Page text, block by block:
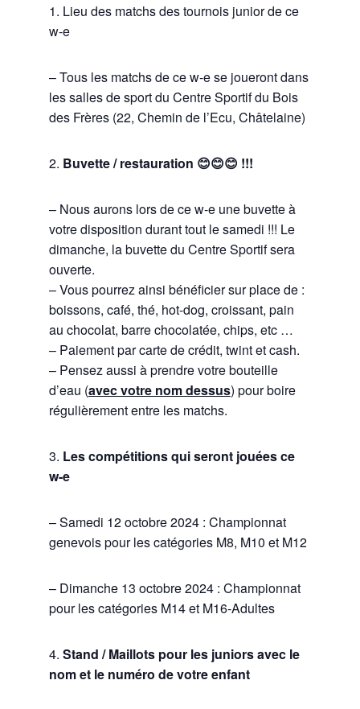
1. Lieu des matchs des tournois junior de ce
w-e
– Tous les matchs de ce w-e se joueront dans
les salles de sport du Centre Sportif du Bois
des Frères (22, Chemin de l’Ecu, Châtelaine)
2. Buvette / restauration 😊😊😊 !!!
– Nous aurons lors de ce w-e une buvette à
votre disposition durant tout le samedi !!! Le
dimanche, la buvette du Centre Sportif sera
ouverte.
– Vous pourrez ainsi bénéficier sur place de :
boissons, café, thé, hot-dog, croissant, pain
au chocolat, barre chocolatée, chips, etc …
– Paiement par carte de crédit, twint et cash.
– Pensez aussi à prendre votre bouteille
d’eau (avec votre nom dessus) pour boire
régulièrement entre les matchs.
3. Les compétitions qui seront jouées ce
w-e
– Samedi 12 octobre 2024 : Championnat
genevois pour les catégories M8, M10 et M12
– Dimanche 13 octobre 2024 : Championnat
pour les catégories M14 et M16-Adultes
4. Stand / Maillots pour les juniors avec le
nom et le numéro de votre enfant